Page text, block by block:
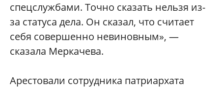
спецслужбами. Точно сказать нельзя из-
за статуса дела. Он сказал, что считает
себя совершенно невиновным», —
сказала Меркачева.
Арестовали сотрудника патриархата